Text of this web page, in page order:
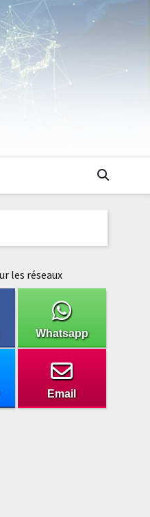
les réseaux
Whatsapp
Email